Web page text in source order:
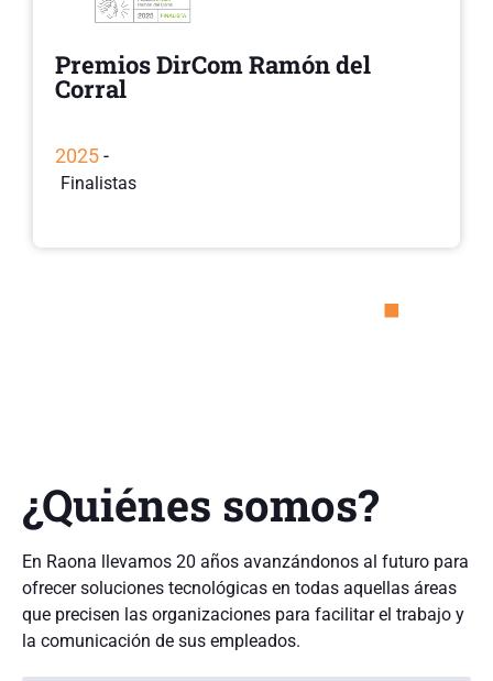
Premios DirCom Ramón del
Corral
2025-
Finalistas
¿Quiénes somos?
En Raona llevamos 20 años avanzándonos al futuro para
ofrecer soluciones tecnológicas en todas aquellas áreas
que precisen las organizaciones para facilitar el trabajo y
la comunicación de sus empleados.